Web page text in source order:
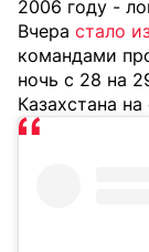
2006 году -
Вчера стало
командами
ночь с 28 на
Казахстана